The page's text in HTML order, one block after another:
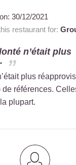
30/12/2021
restaurant for:
n’était plus
plus
références.
plupart.